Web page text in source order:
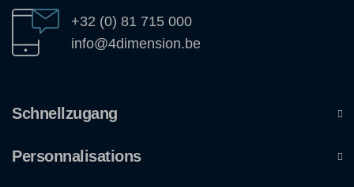
+32 (0) 81 715 000
info@4dimension.be
Schnellzugang
Personnalisations